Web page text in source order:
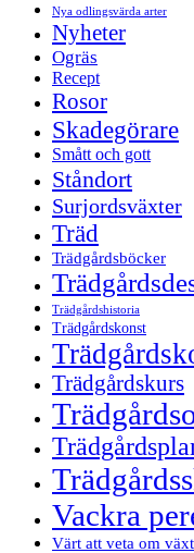
Nya odlingsvärda arter
Nyheter
Ogräs
Recept
Rosor
Skadegörare
Smått och gott
Ståndort
Surjordsväxter
Träd
Trädgårdsböcker
Trädgårdshistoria
Trädgårdskonst
Trädgårdskurs
Vackra
Värt att veta om